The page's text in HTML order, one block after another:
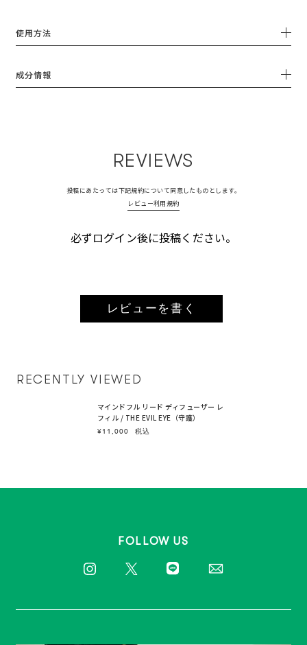
使用方法
成分情報
REVIEWS
投稿にあたっては下記規約について同意したものとします。
レビュー利用規約
必ずログイン後に投稿ください。
レビューを書く
RECENTLY VIEWED
マインドフル リード ディフューザー レ
フィル / THE EVIL EYE（守護）
¥11,000 税込
FOLLOW US